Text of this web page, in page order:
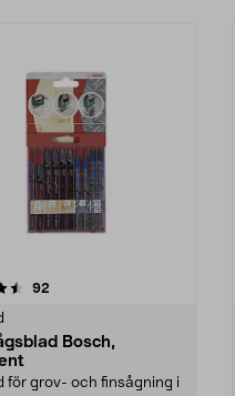
92
Bosch,
för grov- och finsågning i
4.5av 5 stjärnor